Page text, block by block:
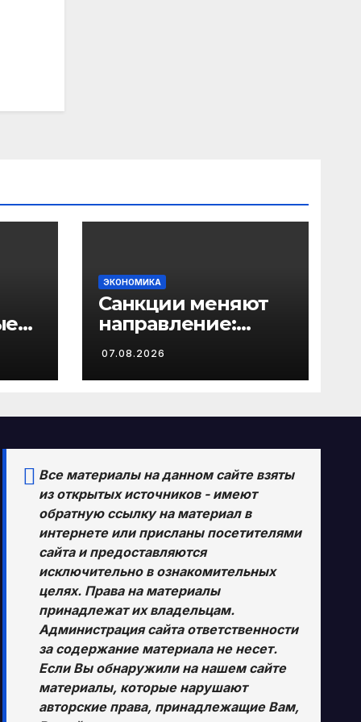
ЭКОНОМИКА
Санкции меняют
направление:
ключевым
покупателям
07.08.2026
Все материалы на данном сайте взяты
из открытых источников - имеют
обратную ссылку на материал в
интернете или присланы посетителями
сайта и предоставляются
исключительно в ознакомительных
целях. Права на материалы
принадлежат их владельцам.
Администрация сайта ответственности
за содержание материала не несет.
Если Вы обнаружили на нашем сайте
материалы, которые нарушают
авторские права, принадлежащие Вам,